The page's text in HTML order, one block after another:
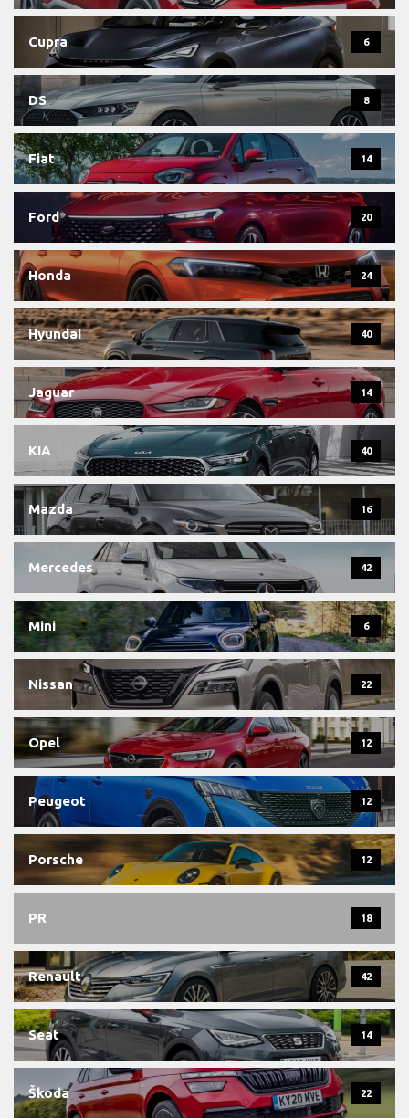
Cupra 6
DS 8
Fiat 14
Ford 20
Honda 24
Hyundai 40
Jaguar 14
KIA 40
Mazda 16
Mercedes 42
Mini 6
Nissan 22
Opel 12
Peugeot 12
Porsche 12
PR 18
Renault 42
Seat 14
Škoda 22